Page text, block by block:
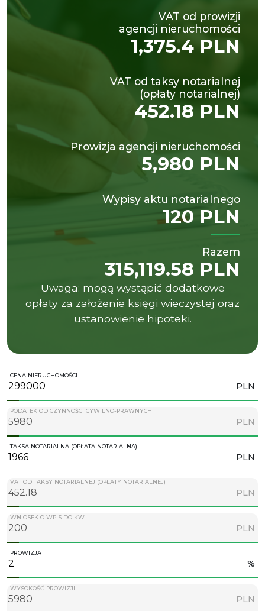
VAT od prowizji
agencji nieruchomości
1,375.4 PLN
VAT od taksy notarialnej
(opłaty notarialnej)
452.18 PLN
Prowizja agencji nieruchomości
5,980 PLN
Wypisy aktu notarialnego
120 PLN
Razem
315,119.58 PLN
Uwaga: mogą wystąpić dodatkowe
opłaty za założenie księgi wieczystej oraz
ustanowienie hipoteki.
CENA NIERUCHOMOŚCI
PLN
PODATEK OD CZYNNOŚCI CYWILNO-PRAWNYCH
PLN
TAKSA NOTARIALNA (OPŁATA NOTARIALNA)
PLN
VAT OD TAKSY NOTARIALNEJ (OPŁATY NOTARIALNEJ)
PLN
WNIOSEK O WPIS DO KW
PLN
PROWIZJA
%
WYSOKOŚĆ PROWIZJI
PLN